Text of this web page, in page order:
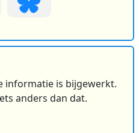
informatie is bijgewerkt.
anders dan dat.